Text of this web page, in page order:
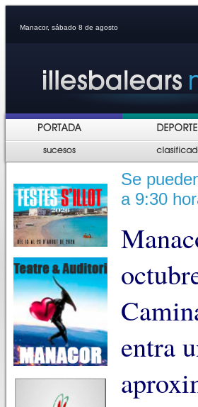
Manacor, sábado 8 de agosto
Se
a 9:30
entra